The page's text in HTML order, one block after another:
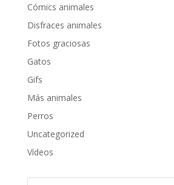
Cómics animales
Disfraces animales
Fotos graciosas
Gatos
Gifs
Más animales
Perros
Uncategorized
Vídeos